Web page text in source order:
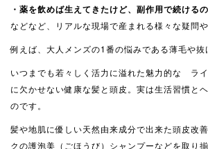
・薬を飲めば生えてきたけど、副作用で続ける
などなど、リアルな現場で産まれる様々な疑問
例えば、大人メンズの1番の悩みである薄毛や
いつまでも若々しく活力に溢れた魅力的な ラ
に欠かせない健康な髪と頭皮。実は生活習慣と
のです。
髪や地肌に優しい天然由来成分で出来た頭皮改
クの護泡美（ごほうび）シャンプーなどを取り揃